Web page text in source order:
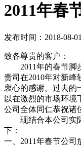
2011年春
发布时间：2018-08-01
致各尊贵的客户：
2011年的春节脚
贵司在2010年对新
衷心的感谢。过去的
以在激烈的市场环境
公司全体同仁恭祝诸
现结合本公司实际
下：
一、2011年春节公司